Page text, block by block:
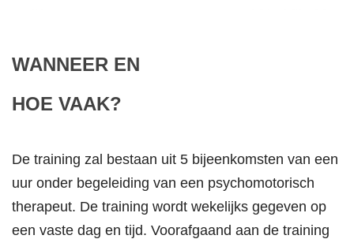
WANNEER EN
HOE VAAK?
De training zal bestaan uit 5 bijeenkomsten van een
uur onder begeleiding van een psychomotorisch
therapeut. De training wordt wekelijks gegeven op
een vaste dag en tijd. Voorafgaand aan de training